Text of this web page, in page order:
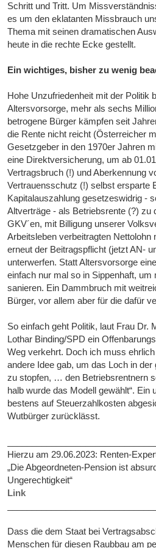
Schritt und Tritt. Um
es um den eklatanten Missbrauch
Thema mit seinen dramatischen
heute in die rechte Ecke gestellt.
Ein wichtiges, bisher zu wenig
Hohe Unzufriedenheit mit der Politik
Altersvorsorge, mehr als sechs
betrogene Bürger kämpfen seit
die Rente nicht reicht (Österreicher
Gesetzgeber in den 1970er Jahren
eine Direktversicherung, um ab
Vertragsbruch (!) und Aberkennung
Vertrauensschutz (!) selbst ersparte
Kapitalauszahlung gesetzeswidrig -
Altverträge - als Betriebsrente (?) zu
GKV´en, mit Billigung unserer
Arbeitsleben verbeitragten Nettolohn
erneut der Beitragspflicht (jetzt AN-
unterwerfen. Statt Altersvorsorge
einfach nur mal so in Sippenhaft,
sanieren. Ein Dammbruch mit
Bürger, vor allem aber für die dafür
So einfach geht Politik, laut Frau Dr.
Lothar Binding/SPD ein
Weg ver­kehrt. Doch ich muss
an­de­re Idee gab, um das Loch in
zu stop­fen, … den Be­triebs­rent­nern
halb wur­de das Mo­dell ge­wählt“. Ein
bestens auf Steuerzahlkosten
Wutbürger zurücklässt.
Hierzu am 29.06.2023: Renten-
„Die Abgeordneten-Pension ist
Ungerechtigkeit“
Link
Dass die dem Staat bei
Menschen für diesen Raubbau am